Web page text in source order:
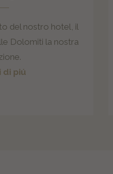
del nostro hotel, il
Dolomiti la nostra
di piú